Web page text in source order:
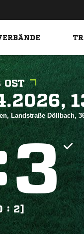
OST

Landstraße Döllbach,

: 2]